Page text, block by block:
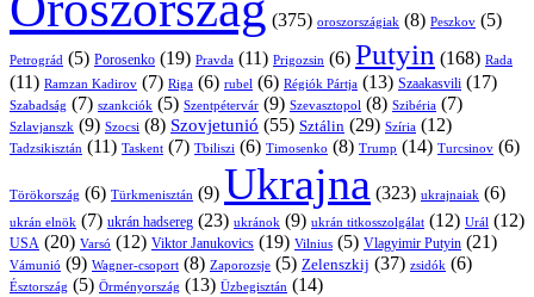
(375) oroszországiak (8) Peszkov (5)
Petrográd (5) Porosenko (19) Pravda (11) Prigozsin (6) Putyin (168) Rada
(11) Ramzan Kadirov (7) Riga (6) rubel (6) Régiók Pártja (13) Szaakasvili (17)
Szabadság (7) szankciók (5) Szentpétervár (9) Szevasztopol (8) Szibéria (7)
Szlavjanszk (9) Szocsi (8) Szovjetunió (55) Sztálin (29) Szíria (12)
Tadzsikisztán (11) Taskent (7) Tbiliszi (6) Timosenko (8) Trump (14) Turcsinov (6)
Törökország (6) Türkmenisztán (9) Ukrajna (323) ukrajnaiak (6)
ukrán elnök (7) ukrán hadsereg (23) ukránok (9) ukrán titkosszolgálat (12) Urál (12)
USA (20) Varsó (12) Viktor Janukovics (19) Vilnius (5) Vlagyimir Putyin (21)
Vámunió (9) Wagner-csoport (8) Zaporozsje (5) Zelenszkij (37) zsidók (6)
Észtország (5) Örményország (13) Üzbegisztán (14)